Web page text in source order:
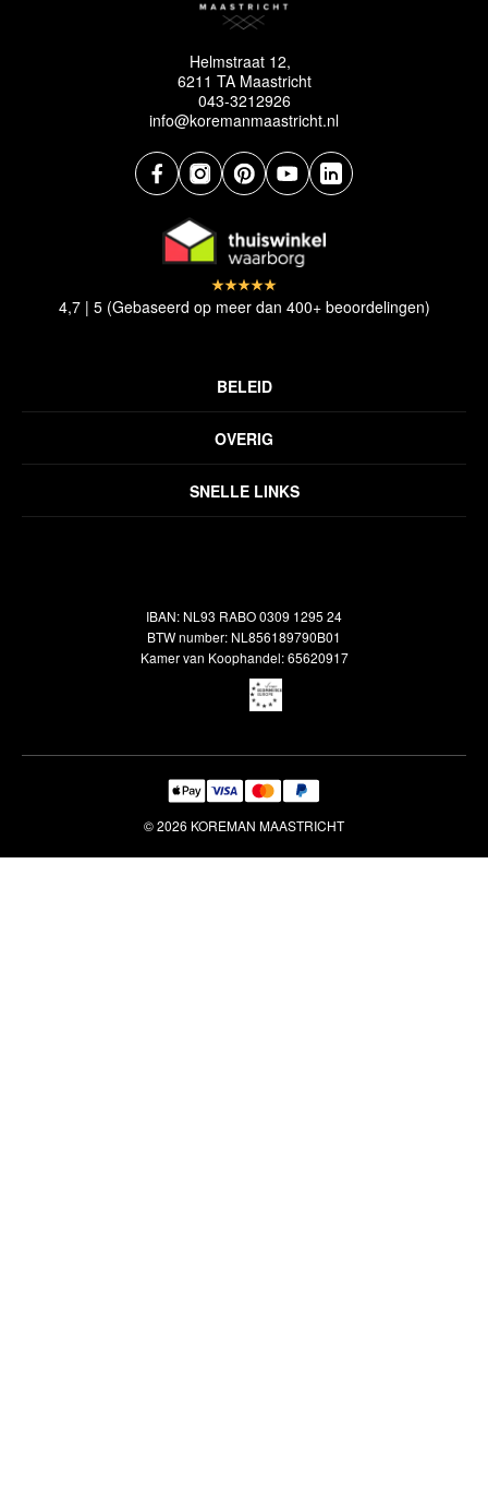
Helmstraat 12,
6211 TA Maastricht
043-3212926
info@koremanmaastricht.nl
SNELLE LINKS
OVERIG
Inspiratie
Veelgestelde vragen
BELEID
Disclaimer
Verzendbeleid
4,7 | 5 (Gebaseerd op meer dan 400+ beoordelingen)
IBAN: NL93 RABO 0309 1295 24
BTW number: NL856189790B01
Kamer van Koophandel: 65620917
© 2026 KOREMAN MAASTRICHT